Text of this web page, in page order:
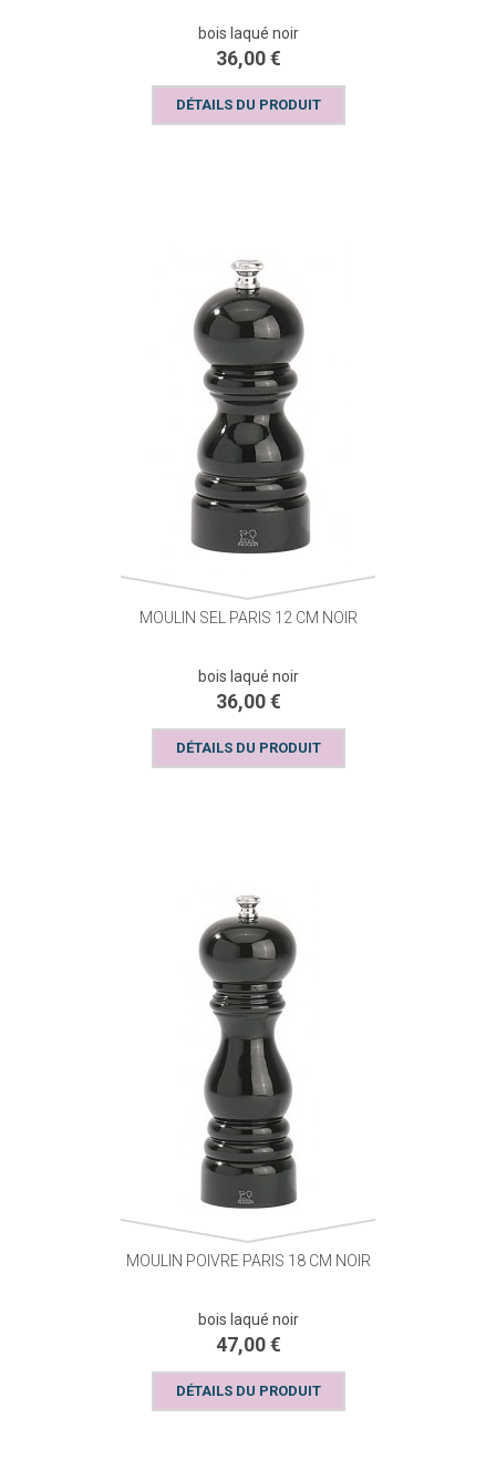
bois laqué noir
36,00 €
DÉTAILS DU PRODUIT
MOULIN SEL PARIS 12 CM NOIR
bois laqué noir
36,00 €
DÉTAILS DU PRODUIT
MOULIN POIVRE PARIS 18 CM NOIR
bois laqué noir
47,00 €
DÉTAILS DU PRODUIT